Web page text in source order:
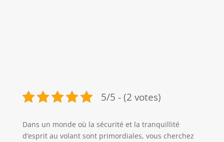
5/5 - (2 votes)
Dans un monde où la sécurité et la tranquillité
d’esprit au volant sont primordiales, vous cherchez